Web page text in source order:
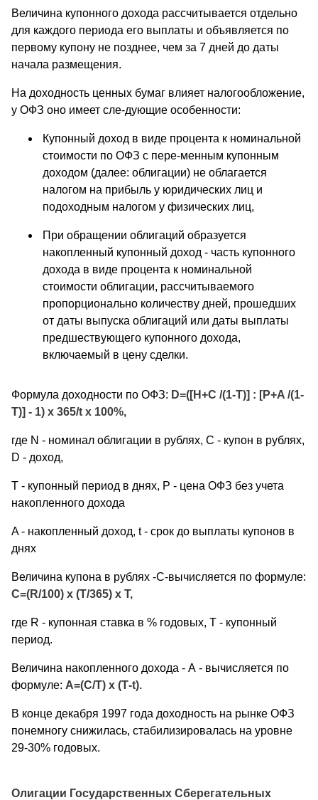
Величина купонного дохода рассчитывается отдельно
для каждого периода его выплаты и объявляется по
первому купону не позднее, чем за 7 дней до даты
начала размещения.
На доходность ценных бумаг влияет налогообложение,
у ОФЗ оно имеет сле-дующие особенности:
Купонный доход в виде процента к номинальной
стоимости по ОФЗ с пере-менным купонным
доходом (далее: облигации) не облагается
налогом на прибыль у юридических лиц и
подоходным налогом у физических лиц,
При обращении облигаций образуется
накопленный купонный доход - часть купонного
дохода в виде процента к номинальной
стоимости облигации, рассчитываемого
пропорционально количеству дней, прошедших
от даты выпуска облигаций или даты выплаты
предшествующего купонного дохода,
включаемый в цену сделки.
Формула доходности по ОФЗ: D=([H+C /(1-T)] : [P+A /(1-
T)] - 1) х 365/t х 100%,
где N - номинал облигации в рублях, C - купон в рублях,
D - доход,
T - купонный период в днях, P - цена ОФЗ без учета
накопленного дохода
A - накопленный доход, t - срок до выплаты купонов в
днях
Величина купона в рублях -С-вычисляется по формуле:
С=(R/100) x (T/365) x T,
где R - купонная ставка в % годовых, T - купонный
период.
Величина накопленного дохода - А - вычисляется по
формуле: А=(С/Т) х (Т-t).
В конце декабря 1997 года доходность на рынке ОФЗ
понемногу снижилась, стабилизировалась на уровне
29-30% годовых.
Олигации Государственных Сберегательных